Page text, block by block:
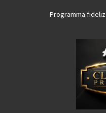
Programma